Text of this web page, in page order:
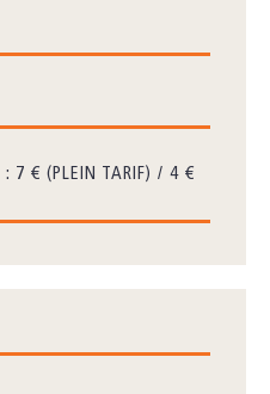
: 7 € (PLEIN TARIF) / 4 €